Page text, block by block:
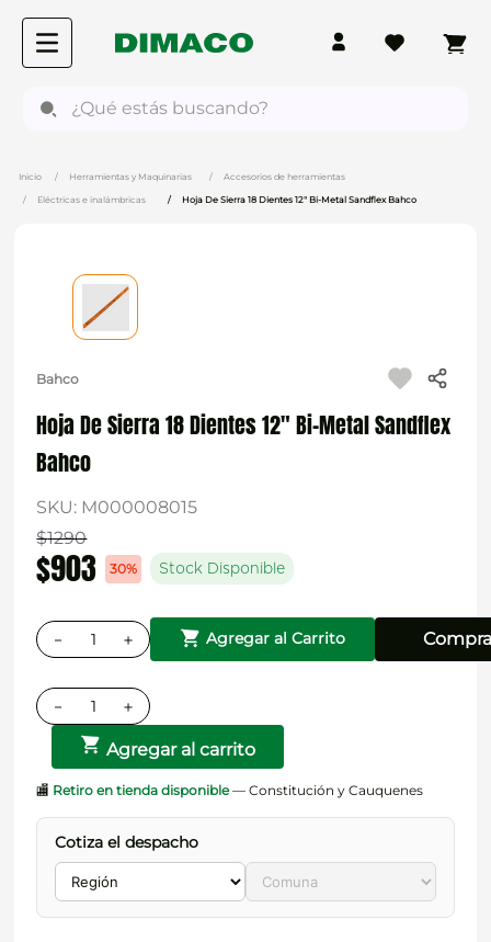
Herramientas y Maquinarias Accesorios de herramientas
Eléctricas e inalámbricas Hoja De Sierra 18 Dientes 12" Bi-Metal Sandflex Bahco
Bahco
Hoja De Sierra 18 Dientes 12" Bi-Metal Sandflex
Bahco
SKU: M000008015
$1290
$903 30% Stock Disponible
＋
－ Agregar al Carrito
＋
－
Agregar al carrito
🏬 Retiro en tienda disponible— Constitución y Cauquenes
Cotiza el despacho